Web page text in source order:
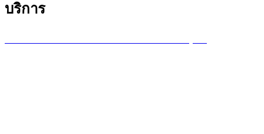
บริการ